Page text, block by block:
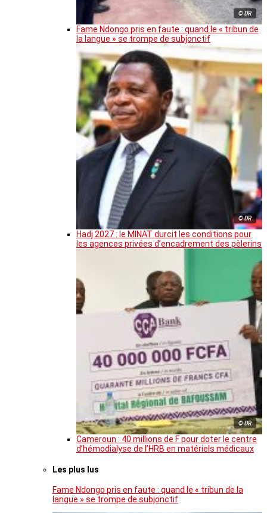
© DR
Fame Ndongo pris en faute : quand le « tribun de
la langue » se trompe de subjonctif
© DR
Hadj 2027 : le MINAT durcit les conditions pour
les agences privées d’encadrement des pèlerins
© DR
Cameroun : 40 millions de F pour doter le centre
d’hémodialyse de l’HRB en matériels médicaux
Les plus lus
Fame Ndongo pris en faute : quand le « tribun de la
langue » se trompe de subjonctif